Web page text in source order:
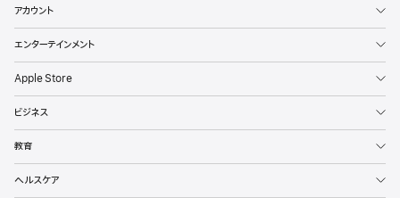
アカウント
エンターテインメント
Apple Store
ビジネス
教育
ヘルスケア